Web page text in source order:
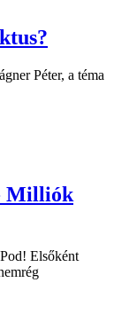
Péter, a téma
Milliók
Elsőként